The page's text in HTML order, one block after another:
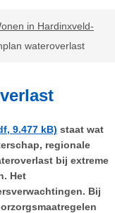
in Hardinxveld-
wateroverlast
9.477 kB) staat wat
regionale
bij extreme
Het
Bij